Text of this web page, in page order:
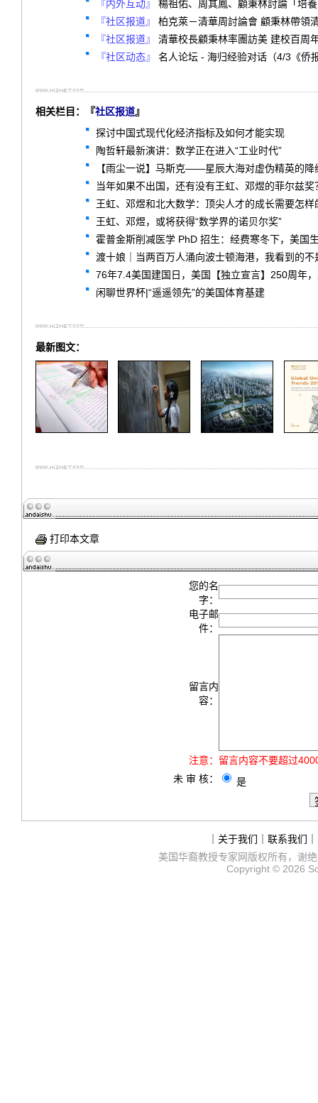
『内外互动』
楊祖佑、周其鳳、顧秉林討論「培
『社区报道』
柏克萊－清華周討論會 顧秉林帶領
『社区报道』
清華校長顧秉林率團訪美 建校百周
『社区动态』
名人论坛 - 海归经验对话（4/3《侨
相关栏目：『社区报道』
探讨中国式现代化经济指标及如何才能实现
陶哲轩最新演讲：数学正在进入“工业时代”
【雨尘一说】马斯克——星辰大海对虚伪精英的降
当年如果不出国，还有没有王虹、邓煜的菲尔兹奖
王虹、邓煜和北大数学：顶尖人才的成长需要怎样
王虹、邓煜，或将获得“数学界的诺贝尔奖”
霍普金斯削减医学 PhD 招生：经费寒冬下，美国
渡十娘｜当两百万人涌向波士顿海港，我看到的不
76年7.4美国建国日，美国【独立宣言】250周年
闲聊世界杯|“遥遥领先”的美国体育基建
最新图文：
打印本文章
您的名
字：
电子邮
件：
留言内
容：
注意： 留言内容不要超过
未 审 核：
是
关于我们 联系我们
美国华裔教授专家网版权所有，谢
Copyright © 2026